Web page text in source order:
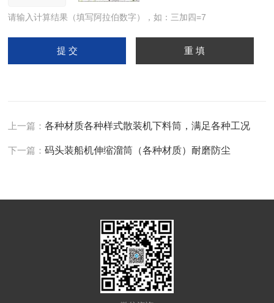
请输入计算结果（填写阿拉伯数字），如：三加四=7
上一篇：各种材质各种样式散装机下料筒，满足各种工况
下一篇：码头装船机伸缩溜筒（各种材质）耐磨防尘